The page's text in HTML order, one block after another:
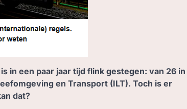
in een paar jaar tijd flink gestegen: van 26 in
en Transport (ILT). Toch is er
dat?